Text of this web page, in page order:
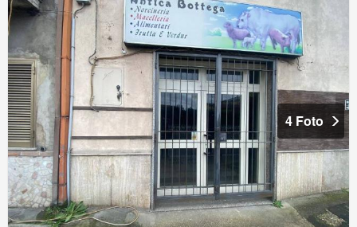
4 Foto